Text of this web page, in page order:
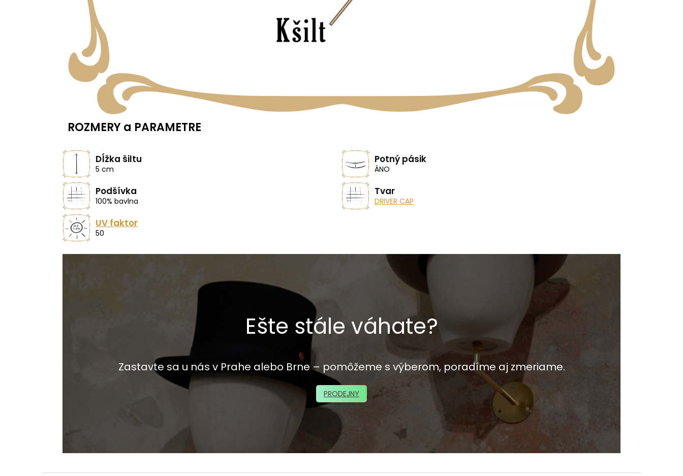
ROZMERY a PARAMETRE
Dĺžka šiltu
5 cm
Potný pásik
ÁNO
Podšívka
100% bavlna
Tvar
DRIVER CAP
UV faktor
50
Ešte stále váhate?
Zastavte sa u nás v Prahe alebo Brne – pomôžeme s výberom, poradíme aj zmeriame.
PRODEJNY